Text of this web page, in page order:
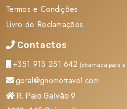
Termos e Condições
Livro de Reclamações
Contactos
+351 913 251 642 (chamada para
geral@gnomotravel.com
R. Paio Galvão 9